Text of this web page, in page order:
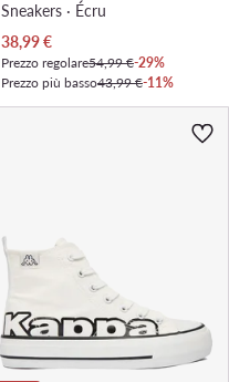
Sneakers · Écru
Prezzo attuale
38,99€
Prezzo regolare54,99 €-29%
Prezzo più basso43,99 €-11%